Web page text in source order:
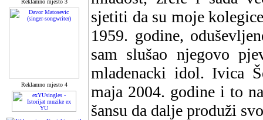
Reklamno mjesto 3
Reklamno mjesto 4
sjetiti da su moje
1959. godine,
sam slušao njegovo
mladenacki idol. Ivica
maja 2004. godine i to
šansu da dalje produži